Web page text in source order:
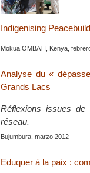
Indigenising
Mokua OMBATI, Kenya,
Analyse du «
Grands Lacs
Réflexions issues de
réseau.
Bujumbura, marzo 2012
Eduquer à la paix :